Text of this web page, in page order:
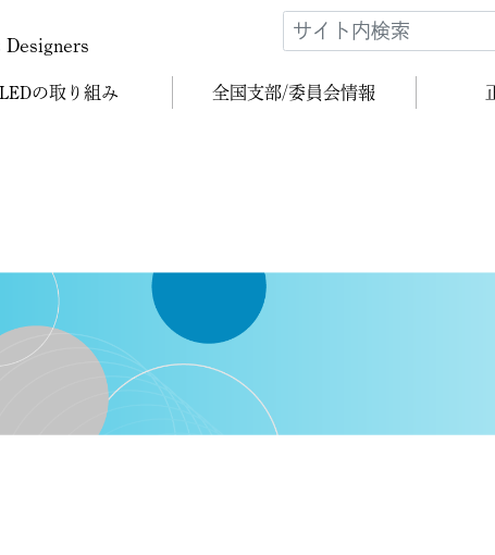
Designers
の取り組み 全国支部/委員会情報